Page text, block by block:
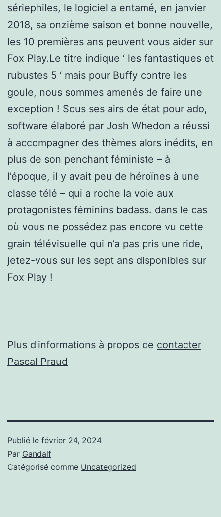
sériephiles, le logiciel a entamé, en janvier
2018, sa onzième saison et bonne nouvelle,
les 10 premières ans peuvent vous aider sur
Fox Play.Le titre indique ‘ les fantastiques et
rubustes 5 ‘ mais pour Buffy contre les
goule, nous sommes amenés de faire une
exception ! Sous ses airs de état pour ado,
software élaboré par Josh Whedon a réussi
à accompagner des thèmes alors inédits, en
plus de son penchant féministe – à
l’époque, il y avait peu de héroïnes à une
classe télé – qui a roche la voie aux
protagonistes féminins badass. dans le cas
où vous ne possédez pas encore vu cette
grain télévisuelle qui n’a pas pris une ride,
jetez-vous sur les sept ans disponibles sur
Fox Play !
Plus d’informations à propos de contacter
Pascal Praud
Publié le février 24, 2024
Par Gandalf
Catégorisé comme Uncategorized